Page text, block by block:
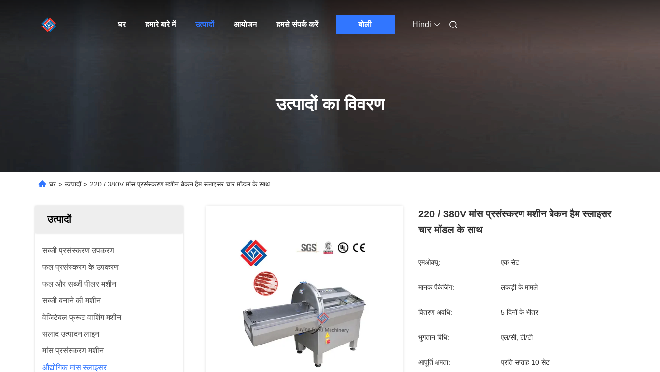
घर हमारे बारे में उत्पादों आयोजन हमसे संपर्क करें बोली Hindi
उत्पादों का विवरण
घर > उत्पादों > 220 / 380V मांस प्रसंस्करण मशीन बेकन हैम स्लाइसर चार मॉडल के साथ
उत्पादों
सब्जी प्रसंस्करण उपकरण
फल प्रसंस्करण के उपकरण
फल और सब्जी पीलर मशीन
सब्जी बनाने की मशीन
वेजिटेबल फ्रूट वाशिंग मशीन
सलाद उत्पादन लाइन
मांस प्रसंस्करण मशीन
औद्योगिक मांस स्लाइसर
220 / 380V मांस प्रसंस्करण मशीन बेकन हैम स्लाइसर
चार मॉडल के साथ
एमओक्यू: एक सेट
मानक पैकेजिंग: लकड़ी के मामले
वितरण अवधि: 5 दिनों के भीतर
भुगतान विधि: एल/सी, टी/टी
आपूर्ति क्षमता: प्रति सप्ताह 10 सेट